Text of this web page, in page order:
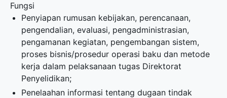
Fungsi
Penyiapan rumusan kebijakan, perencanaan,
pengendalian, evaluasi, pengadministrasian,
pengamanan kegiatan, pengembangan sistem,
proses bisnis/prosedur operasi baku dan metode
kerja dalam pelaksanaan tugas Direktorat
Penyelidikan;
Penelaahan informasi tentang dugaan tindak